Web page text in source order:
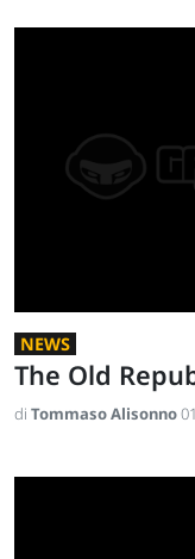
NEWS
The Old
di Tommaso Alisonno